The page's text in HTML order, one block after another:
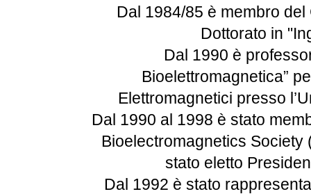
Dal 1984/85 è membro
Dottorato in
Dal 1990 è
Bioelettromagnetica”
Elettromagnetici presso
Dal 1990 al 1998 è stato
Bioelectromagnetics
stato eletto
Dal 1992 è stato